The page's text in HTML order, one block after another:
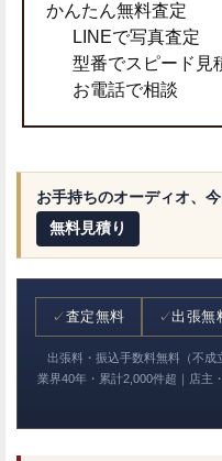
かんたん無料査定
LINEで写真査定
型番でスピード見
お電話で相談
お手持ちのオーディオ、
無料見積り
✓査定無料 ✓出張無
出張料・振込手数料無料（不成
業界40年・累計2,000件超｜店主